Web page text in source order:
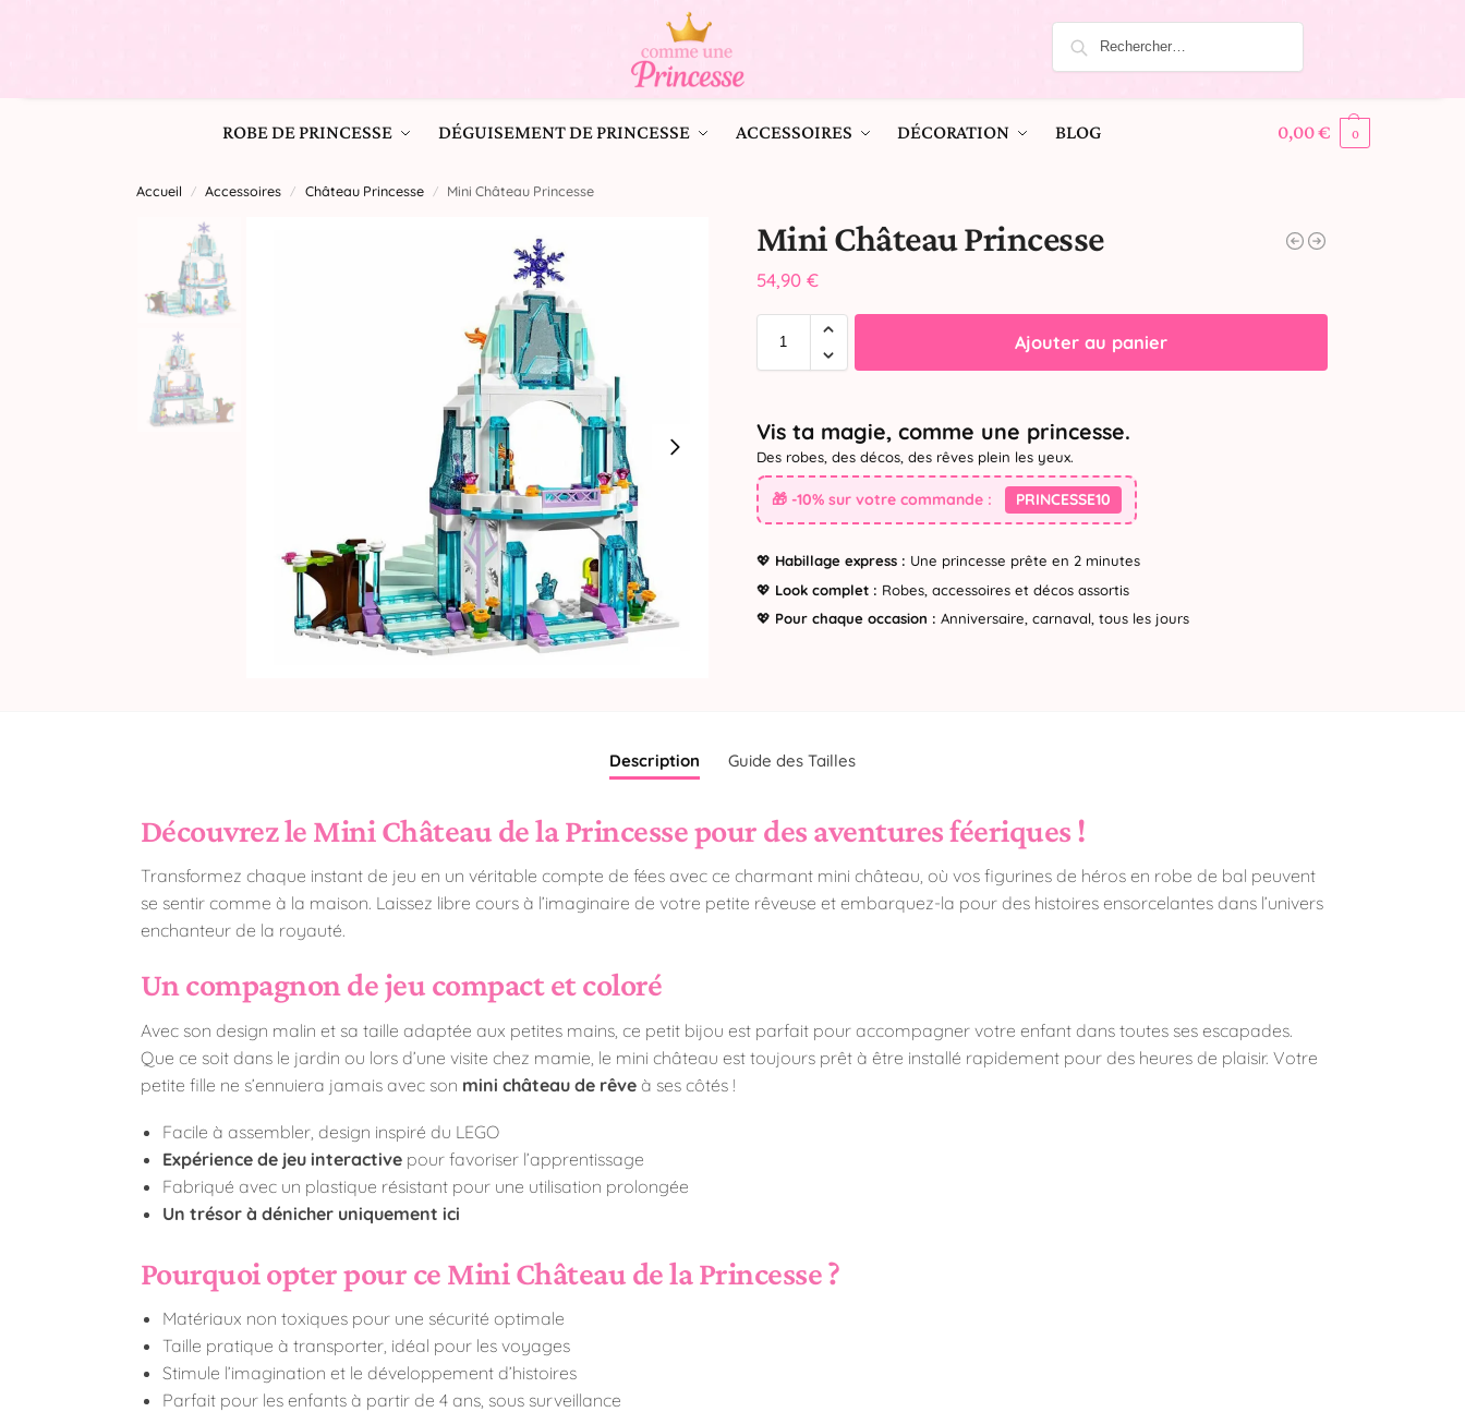
ROBE DE PRINCESSE DÉGUISEMENT DE PRINCESSE ACCESSOIRES DÉCORATION BLOG 0,00€ 0
Accueil / Accessoires / Château Princesse / Mini Château Princesse
Mini Château Princesse
54,90 €
Ajouter au panier
Vis ta magie, comme une princesse.
Des robes, des décos, des rêves plein les yeux.
🎁 -10% sur votre commande : PRINCESSE10
💖 Habillage express : Une princesse prête en 2 minutes
💖 Look complet : Robes, accessoires et décos assortis
💖 Pour chaque occasion : Anniversaire, carnaval, tous les jours
Description Guide des Tailles
Découvrez le Mini Château de la Princesse pour des aventures féeriques !
Transformez chaque instant de jeu en un véritable compte de fées avec ce charmant mini château, où vos figurines de héros en robe de bal peuvent
se sentir comme à la maison. Laissez libre cours à l’imaginaire de votre petite rêveuse et embarquez-la pour des histoires ensorcelantes dans l’univers
enchanteur de la royauté.
Un compagnon de jeu compact et coloré
Avec son design malin et sa taille adaptée aux petites mains, ce petit bijou est parfait pour accompagner votre enfant dans toutes ses escapades.
Que ce soit dans le jardin ou lors d’une visite chez mamie, le mini château est toujours prêt à être installé rapidement pour des heures de plaisir. Votre
petite fille ne s’ennuiera jamais avec son mini château de rêveà ses côtés !
Facile à assembler, design inspiré du LEGO
Expérience de jeu interactivepour favoriser l’apprentissage
Fabriqué avec un plastique résistant pour une utilisation prolongée
Un trésor à dénicher uniquement ici
Pourquoi opter pour ce Mini Château de la Princesse ?
Matériaux non toxiques pour une sécurité optimale
Taille pratique à transporter, idéal pour les voyages
Stimule l’imagination et le développement d’histoires
Parfait pour les enfants à partir de 4 ans, sous surveillance